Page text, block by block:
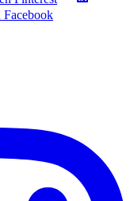
Facebook